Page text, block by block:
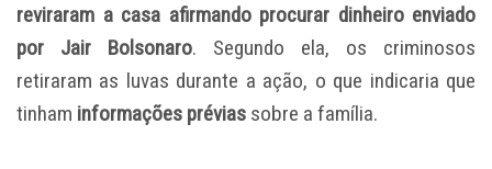
reviraram a casa afirmando procurar dinheiro enviado
por Jair Bolsonaro. Segundo ela, os criminosos
retiraram as luvas durante a ação, o que indicaria que
tinham informações prévias sobre a família.